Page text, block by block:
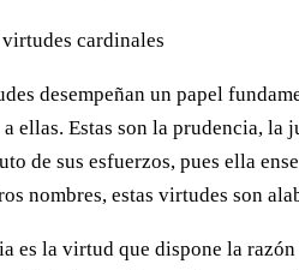
cardinales
desempeñan un papel
ellas. Estas son la prudencia,
de sus esfuerzos, pues ella
nombres, estas virtudes son
es la virtud que dispone la